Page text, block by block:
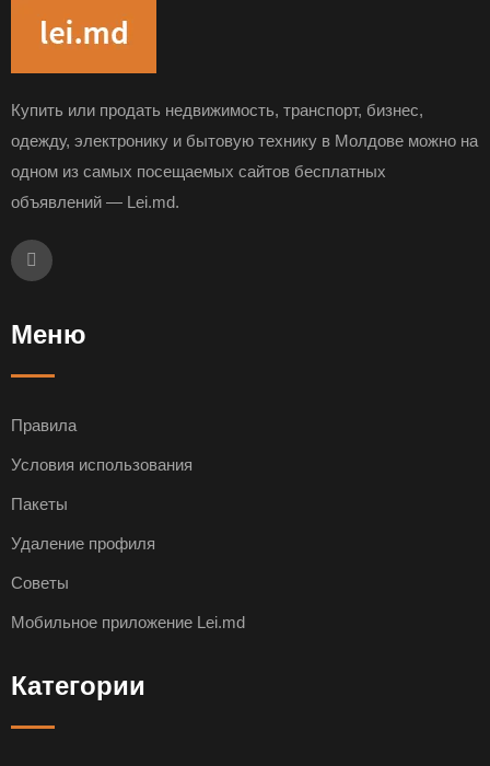
Купить или продать недвижимость, транспорт, бизнес,
одежду, электронику и бытовую технику в Молдове можно на
одном из самых посещаемых сайтов бесплатных
объявлений — Lei.md.
Меню
Правила
Условия использования
Пакеты
Удаление профиля
Советы
Мобильное приложение Lei.md
Категории